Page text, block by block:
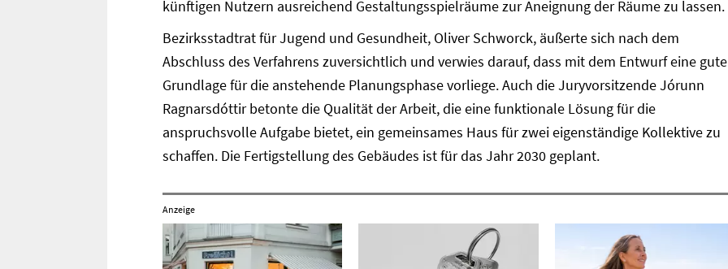
künftigen Nutzern ausreichend Gestaltungsspielräume zur Aneignung der Räume zu lassen.
Bezirksstadtrat für Jugend und Gesundheit, Oliver Schworck, äußerte sich nach dem
Abschluss des Verfahrens zuversichtlich und verwies darauf, dass mit dem Entwurf eine gute
Grundlage für die anstehende Planungsphase vorliege. Auch die Juryvorsitzende Jórunn
Ragnarsdóttir betonte die Qualität der Arbeit, die eine funktionale Lösung für die
anspruchsvolle Aufgabe bietet, ein gemeinsames Haus für zwei eigenständige Kollektive zu
schaffen. Die Fertigstellung des Gebäudes ist für das Jahr 2030 geplant.
Anzeige